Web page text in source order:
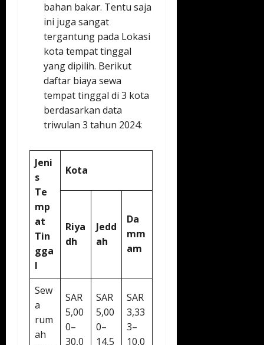
bahan bakar. Tentu saja
ini juga sangat
tergantung pada Lokasi
kota tempat tinggal
yang dipilih. Berikut
daftar biaya sewa
tempat tinggal di 3 kota
berdasarkan data
triwulan 3 tahun 2024:
Jeni
s
Te
mp
at
Tin
gga
l
Kota
Riya
dh
Jedd
ah
Da
mm
am
Sew
a
rum
ah
SAR
5,00
0–
30,0
SAR
5,00
0–
14,5
SAR
3,33
3–
10,0